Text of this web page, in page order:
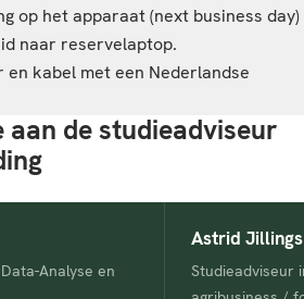
op het apparaat (next business day)
naar reservelaptop.
en kabel met een Nederlandse
aan de studieadviseur
Analyse en
Astrid Jillings
Studieadviseur